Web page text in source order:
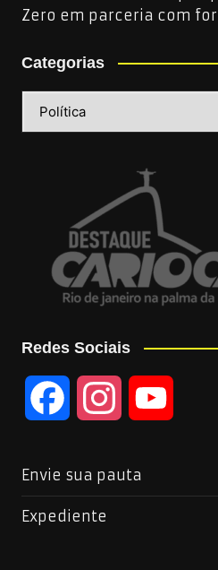
Zero em parceria com
Categorias
Redes Sociais
Envie sua pauta
Expediente